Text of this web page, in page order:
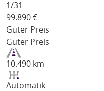
1/31
99.890 €
Guter Preis
Guter Preis
10.490 km
Automatik